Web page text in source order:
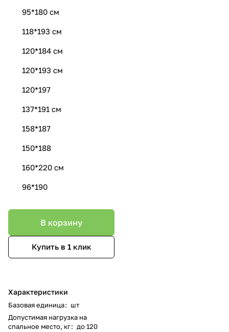
95*180 см
118*193 см
120*184 см
120*193 см
120*197
137*191 см
158*187
150*188
160*220 см
96*190
В корзину
Купить в 1 клик
Характеристики
Базовая единица: шт
Допустимая нагрузка на
спальное место, кг: до 120